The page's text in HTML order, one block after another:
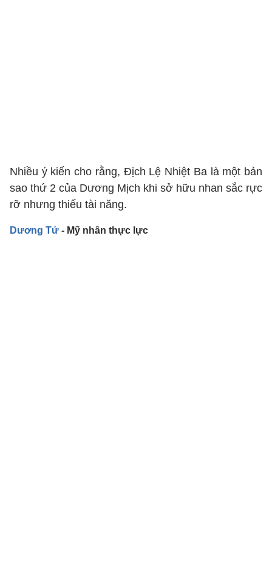
Nhiều ý kiến cho rằng, Địch Lệ Nhiệt Ba là một bản
sao thứ 2 của Dương Mịch khi sở hữu nhan sắc rực
rỡ nhưng thiếu tài năng.
Dương Tử - Mỹ nhân thực lực